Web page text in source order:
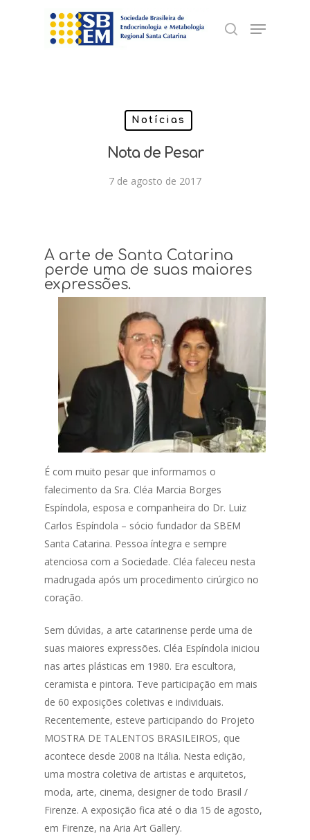
search
Menu
Notícias
Nota de Pesar
7 de agosto de 2017
A arte de Santa Catarina
perde uma de suas maiores
expressões.
É com muito pesar que informamos o
falecimento da Sra. Cléa Marcia Borges
Espíndola, esposa e companheira do Dr. Luiz
Carlos Espíndola – sócio fundador da SBEM
Santa Catarina. Pessoa íntegra e sempre
atenciosa com a Sociedade. Cléa faleceu nesta
madrugada após um procedimento cirúrgico no
coração.
Sem dúvidas, a arte catarinense perde uma de
suas maiores expressões. Cléa Espíndola iniciou
nas artes plásticas em 1980. Era escultora,
ceramista e pintora. Teve participação em mais
de 60 exposições coletivas e individuais.
Recentemente, esteve participando do Projeto
MOSTRA DE TALENTOS BRASILEIROS, que
acontece desde 2008 na Itália. Nesta edição,
uma mostra coletiva de artistas e arquitetos,
moda, arte, cinema, designer de todo Brasil /
Firenze. A exposição fica até o dia 15 de agosto,
em Firenze, na Aria Art Gallery.